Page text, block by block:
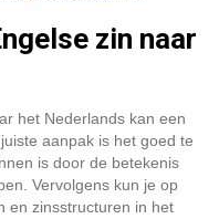
zin naar
het Nederlands kan een
aanpak is het goed te
is door de betekenis
Vervolgens kun je op
en zinsstructuren in het